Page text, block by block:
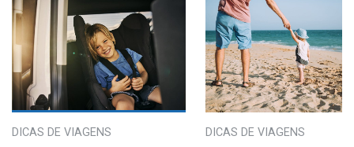
DICAS DE VIAGENS DICAS DE VIAGENS